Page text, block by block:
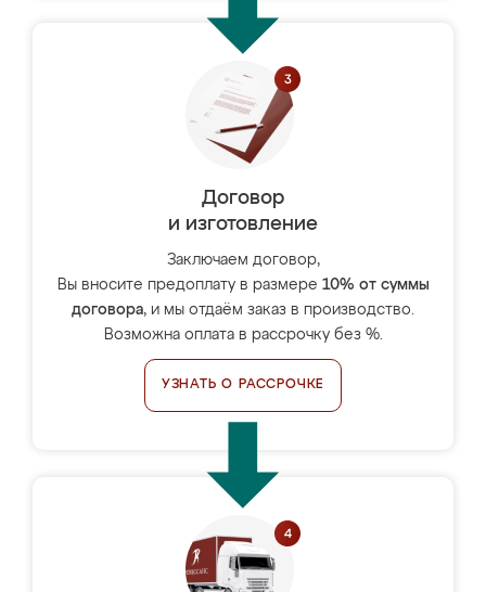
Договор
и изготовление
Заключаем договор,
Вы вносите предоплату в размере 10% от суммы
договора, и мы отдаём заказ в производство.
Возможна оплата в рассрочку без %.
УЗНАТЬ О РАССРОЧКЕ